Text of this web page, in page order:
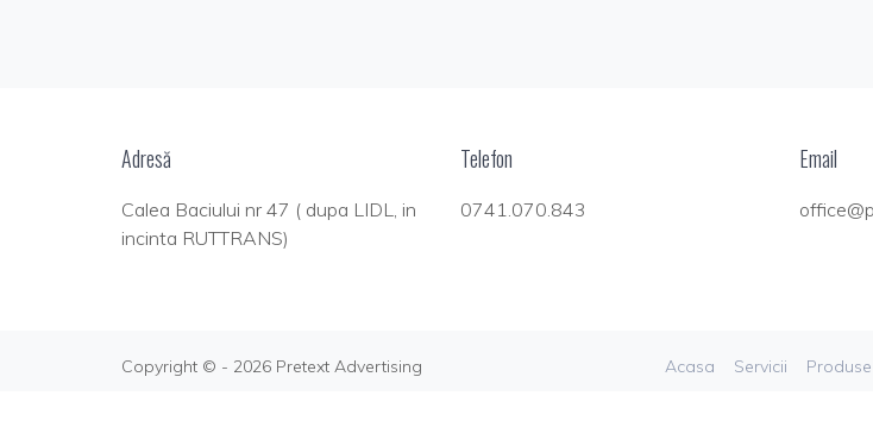
Adresă
Calea Baciului nr 47 ( dupa LIDL, in
incinta RUTTRANS)
Telefon
0741.070.843
Email
Copyright © - 2026 Pretext Advertising Acasa Servicii Produse